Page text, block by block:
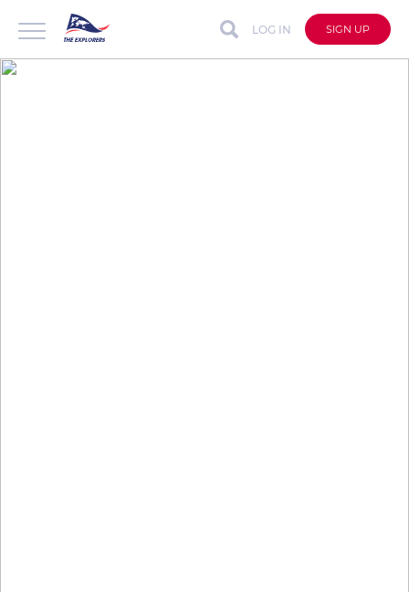
LOG IN SIGN UP